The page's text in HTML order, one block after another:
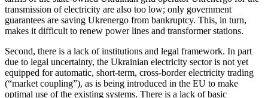
transmission of electricity are also too low; only gov­ernment
guarantees are saving Ukrenergo from bankruptcy. This, in turn,
makes it dif­ficult to renew power lines and trans­former stations.
Second, there is a lack of institutions and legal framework. In part
due to legal un­certainty, the Ukrainian electricity sector is not yet
equipped for automatic, short-term, cross-border electricity trading
(“market coupling”), as is being introduced in the EU to make
optimal use of the existing sys­tems. There is a lack of basic